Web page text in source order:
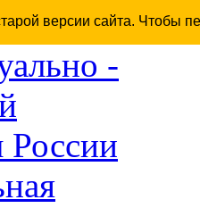
версии сайта. Чтобы
-
России